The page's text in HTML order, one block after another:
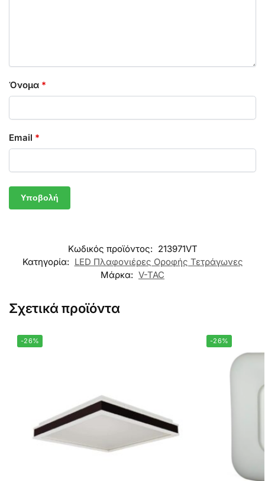
Όνομα *
Email *
Κωδικός προϊόντος: 213971VT
Κατηγορία: LED Πλαφονιέρες Οροφής Τετράγωνες
Μάρκα: V-TAC
Σχετικά προϊόντα
-26% -26%